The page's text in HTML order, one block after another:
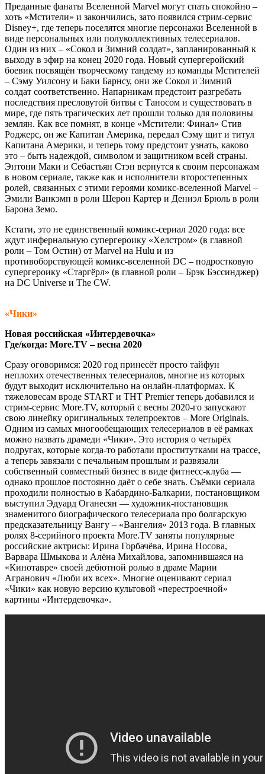
Преданные фанаты Вселенной Marvel могут спать спокойно –
хоть «Мстители» и закончились, зато появился стрим-сервис
Disney+, где теперь поселятся многие персонажи Вселенной в
виде персональных или полуколлективных телесериалов.
Один из них – «Сокол и Зимний солдат», запланированный к
выходу в эфир на конец 2020 года. Новый супергеройский
боевик посвящён творческому тандему из команды Мстителей
– Сэму Уилсону и Баки Барнсу, они же Сокол и Зимний
солдат соответственно. Напарникам предстоит разгребать
последствия пресловутой битвы с Таносом и существовать в
мире, где пять трагических лет прошли только для половины
землян. Как все помнят, в конце «Мстители: Финал» Стив
Роджерс, он же Капитан Америка, передал Сэму щит и титул
Капитана Америки, и теперь тому предстоит узнать, каково
это – быть надеждой, символом и защитником всей страны.
Энтони Маки и Себастьян Стэн вернутся к своим персонажам
в новом сериале, также как и исполнители второстепенных
ролей, связанных с этими героями комикс-вселенной Marvel –
Эмили Ванкэмп в роли Шерон Картер и Дениэл Брюль в роли
Барона Земо.
Кстати, это не единственный комикс-сериал 2020 года: все
ждут инфернальную супергероику «Хелстром» (в главной
роли – Том Остин) от Marvel на Hulu и из
противоборствующей комикс-вселенной DC – подростковую
супергероику «Старгёрл» (в главной роли – Брэк Бэссинджер)
на DC Universe и The CW.
«Чики»
Новая российская «Интердевочка»
Где/когда: More.TV – весна 2020
Сразу оговоримся: 2020 год принесёт просто тайфун
неплохих отечественных телесериалов, многие из которых
будут выходит исключительно на онлайн-платформах. К
тяжеловесам вроде START и ТНТ Premier теперь добавился и
стрим-сервис More.TV, который с весны 2020-го запускают
свою линейку оригинальных телепроектов – More Originals.
Одним из самых многообещающих телесериалов в её рамках
можно назвать драмеди «Чики». Это история о четырёх
подругах, которые когда-то работали проститутками на трассе,
а теперь завязали с печальным прошлым и развязали
собственный совместный бизнес в виде фитнесс-клуба —
однако прошлое постоянно даёт о себе знать. Съёмки сериала
проходили полностью в Кабардино-Балкарии, постановщиком
выступил Эдуард Оганесян — художник-постановщик
знаменитого биографического телесериала про болгарскую
предсказательницу Вангу – «Вангелия» 2013 года. В главных
ролях 8-серийного проекта More.TV заняты популярные
российские актрисы: Ирина Горбачёва, Ирина Носова,
Варвара Шмыкова и Алёна Михайлова, запомнившаяся на
«Кинотавре» своей дебютной ролью в драме Марии
Агранович «Люби их всех». Многие оценивают сериал
«Чики» как новую версию культовой «перестроечной»
картины «Интердевочка».